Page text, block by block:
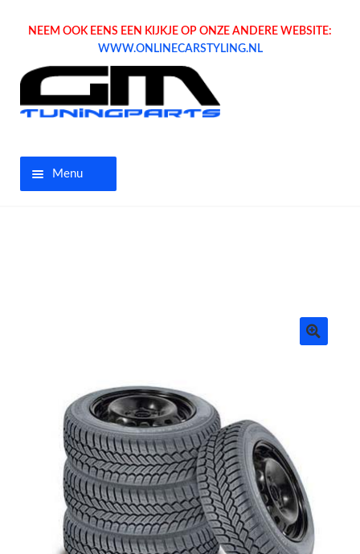
NEEM OOK EENS EEN KIJKJE OP ONZE ANDERE WEBSITE:
WWW.ONLINECARSTYLING.NL
Menu
OPC Line
Bedrijfswagen parts
Contact
Inloggen / Registreren